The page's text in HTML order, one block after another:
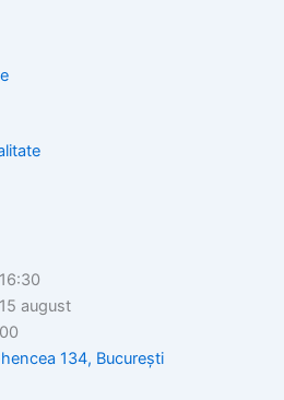
august
134, București